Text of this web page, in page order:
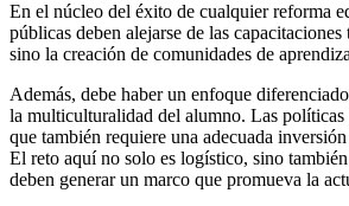
En el núcleo del éxito de cualquier reforma
públicas deben alejarse de las
sino la creación de comunidades de
Además, debe haber un enfoque
la multiculturalidad del alumno. Las políticas
que también requiere una adecuada
El reto aquí no solo es logístico, sino
deben generar un marco que promueva la